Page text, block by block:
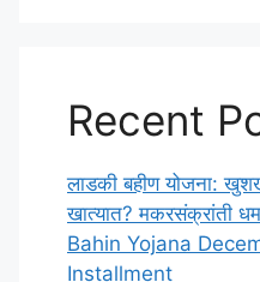
Recent
लाडकी बहीण योजना:
खात्यात? मकरसंक्रांती
Bahin Yojana
Installment